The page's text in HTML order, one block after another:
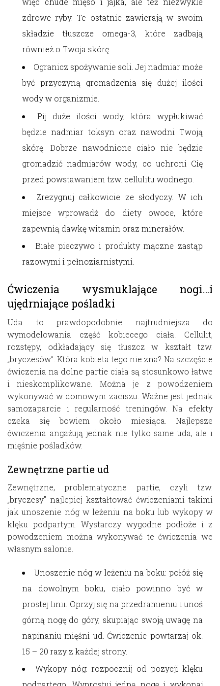
zdrowe ryby. Te ostatnie zawierają w swoim
składzie tłuszcze omega-3, które zadbają
również o Twoja skórę.
Ogranicz spożywanie soli. Jej nadmiar może
być przyczyną gromadzenia się dużej ilości
wody w organizmie.
Pij duże ilości wody, która wypłukiwać
będzie nadmiar toksyn oraz nawodni Twoją
skórę. Dobrze nawodnione ciało nie będzie
gromadzić nadmiarów wody, co uchroni Cię
przed powstawaniem tzw. cellulitu wodnego.
Zrezygnuj całkowicie ze słodyczy. W ich
miejsce wprowadź do diety owoce, które
zapewnią dawkę witamin oraz minerałów.
Białe pieczywo i produkty mączne zastąp
razowymi i pełnoziarnistymi.
Ćwiczenia wysmuklające nogi…i
ujędrniające pośladki
Uda to prawdopodobnie najtrudniejsza do
wymodelowania część kobiecego ciała. Cellulit,
rozstępy, odkładający się tłuszcz w kształt tzw.
„bryczesów”. Która kobieta tego nie zna? Na szczęście
ćwiczenia na dolne partie ciała są stosunkowo łatwe
i nieskomplikowane. Można je z powodzeniem
wykonywać w domowym zaciszu. Ważne jest jednak
samozaparcie i regularność treningów. Na efekty
czeka się bowiem około miesiąca. Najlepsze
ćwiczenia angażują jednak nie tylko same uda, ale i
mięśnie pośladków.
Zewnętrzne partie ud
Zewnętrzne, problematyczne partie, czyli tzw.
„bryczesy” najlepiej kształtować ćwiczeniami takimi
jak unoszenie nóg w leżeniu na boku lub wykopy w
klęku podpartym. Wystarczy wygodne podłoże i z
powodzeniem można wykonywać te ćwiczenia we
własnym salonie.
Unoszenie nóg w leżeniu na boku: połóż się
na dowolnym boku, ciało powinno być w
prostej linii. Oprzyj się na przedramieniu i unoś
górną nogę do góry, skupiając swoją uwagę na
napinaniu mięśni ud. Ćwiczenie powtarzaj ok.
15 – 20 razy z każdej strony.
Wykopy nóg: rozpocznij od pozycji klęku